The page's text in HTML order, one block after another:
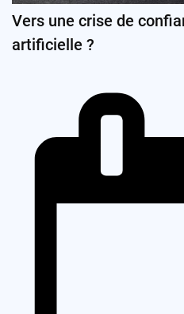
Vers une crise de
artificielle ?